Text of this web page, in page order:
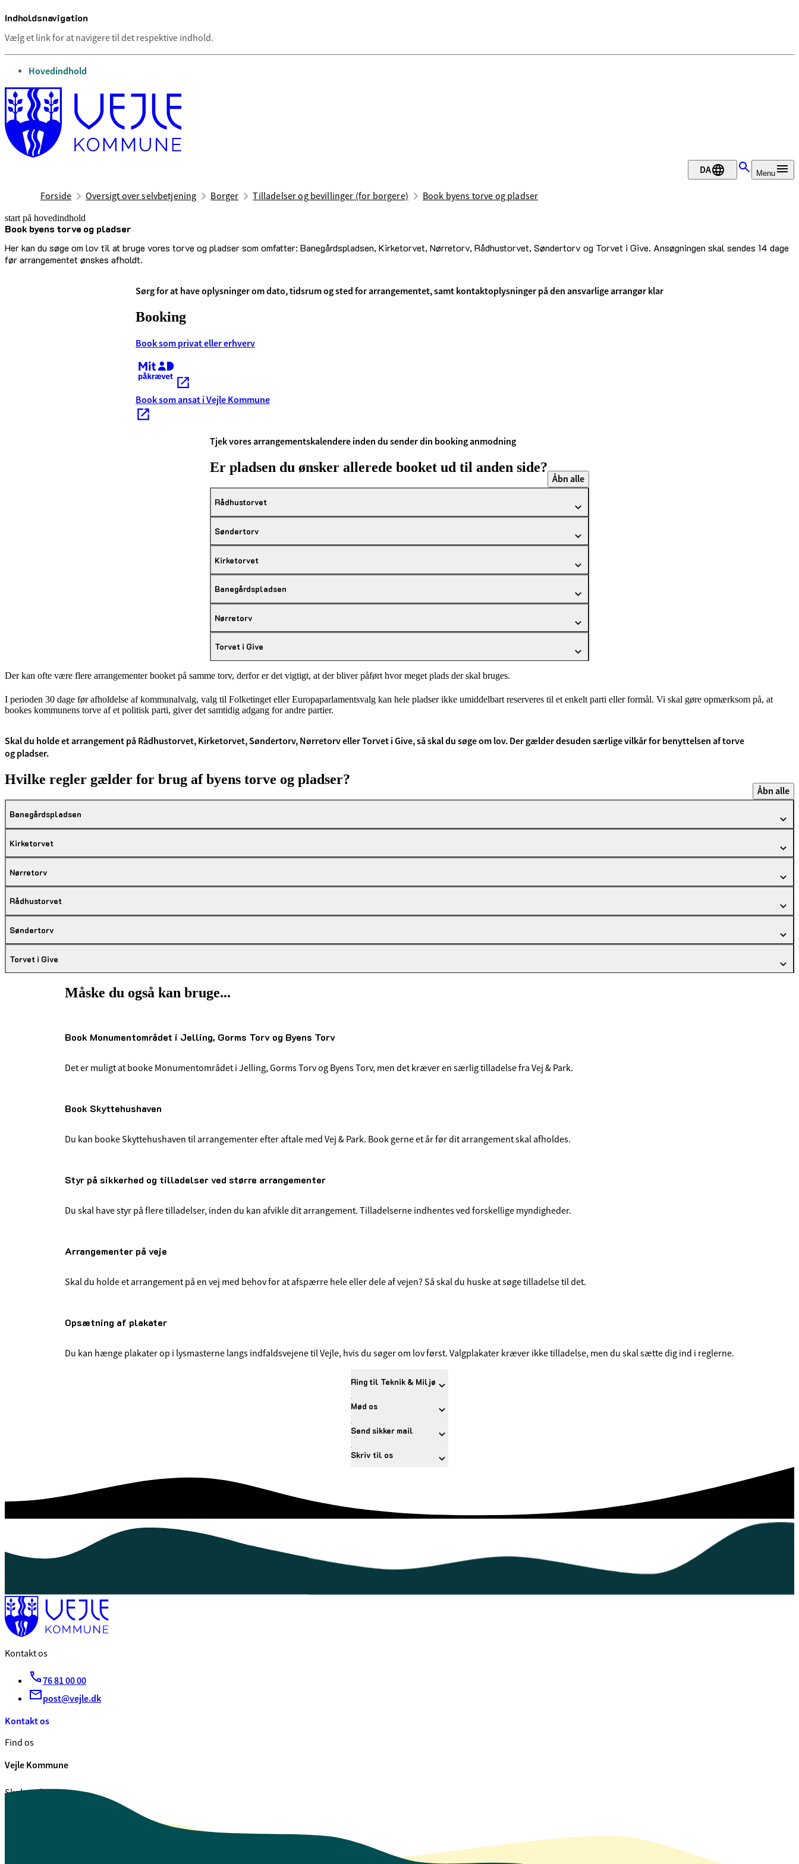
Indholdsnavigation
Vælg et link for at navigere til det respektive indhold.
gå til
Hovedindhold
DA Menu
Forside Oversigt over selvbetjening Borger Tilladelser og bevillinger (for borgere) Book byens torve og pladser
start på hovedindhold
Book byens torve og pladser
Her kan du søge om lov til at bruge vores torve og pladser som omfatter: Banegårdspladsen, Kirketorvet, Nørretorv, Rådhustorvet, Søndertorv og Torvet i Give. Ansøgningen skal sendes 14 dage
før arrangementet ønskes afholdt.
senest opdateret 4. juni 2026
Sørg for at have oplysninger om dato, tidsrum og sted for arrangementet, samt kontaktoplysninger på den ansvarlige arrangør klar
Booking
Book som privat eller erhverv
Kræver MitID
Book som ansat i Vejle Kommune
Tjek vores arrangementskalendere inden du sender din booking anmodning
Er pladsen du ønsker allerede booket ud til anden side?
Åbn alle
Rådhustorvet
Søndertorv
Kirketorvet
Banegårdspladsen
Nørretorv
Torvet i Give
Der kan ofte være flere arrangementer booket på samme torv, derfor er det vigtigt, at der bliver påført hvor meget plads der skal bruges.
I perioden 30 dage før afholdelse af kommunalvalg, valg til Folketinget eller Europaparlamentsvalg kan hele pladser ikke umiddelbart reserveres til et enkelt parti eller formål. Vi skal gøre opmærksom på, at
bookes kommunens torve af et politisk parti, giver det samtidig adgang for andre partier.
Skal du holde et arrangement på Rådhustorvet, Kirketorvet, Søndertorv, Nørretorv eller Torvet i Give, så skal du søge om lov. Der gælder desuden særlige vilkår for benyttelsen af torve
og pladser.
Hvilke regler gælder for brug af byens torve og pladser?
Åbn alle
Banegårdspladsen
Kirketorvet
Nørretorv
Rådhustorvet
Søndertorv
Torvet i Give
Måske du også kan bruge...
Book Monumentområdet i Jelling, Gorms Torv og Byens Torv
Det er muligt at booke Monumentområdet i Jelling, Gorms Torv og Byens Torv, men det kræver en særlig tilladelse fra Vej & Park.
Book Skyttehushaven
Du kan booke Skyttehushaven til arrangementer efter aftale med Vej & Park. Book gerne et år før dit arrangement skal afholdes.
Styr på sikkerhed og tilladelser ved større arrangementer
Du skal have styr på flere tilladelser, inden du kan afvikle dit arrangement. Tilladelserne indhentes ved forskellige myndigheder.
Arrangementer på veje
Skal du holde et arrangement på en vej med behov for at afspærre hele eller dele af vejen? Så skal du huske at søge tilladelse til det.
Opsætning af plakater
Du kan hænge plakater op i lysmasterne langs indfaldsvejene til Vejle, hvis du søger om lov først. Valgplakater kræver ikke tilladelse, men du skal sætte dig ind i reglerne.
Ring til Teknik & Miljø
Mød os
Send sikker mail
Skriv til os
Kontakt os
76 81 00 00
post@vejle.dk
Kontakt os
Find os
Vejle Kommune
Skolegade 1